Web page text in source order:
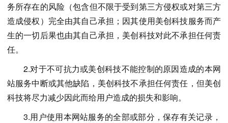
务所存在的风险（包含但不限于受到第三方侵权或对第三方
造成侵权）完全由其自己承担；因其使用美创科技服务而产
生的一切后果也由其自己承担，美创科技对此不承担任何责
任。
2.对于不可抗力或美创科技不能控制的原因造成的本网
站服务中断或其他缺陷，美创科技不承担任何责任，但美创
科技将尽力减少因此而给用户造成的损失和影响。
3.用户使用本网站服务的全部或部分，保存有关记录，